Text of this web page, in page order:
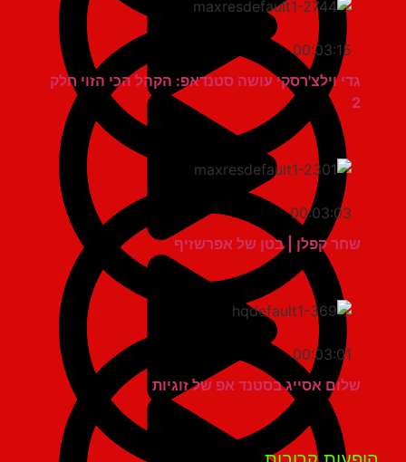
00:03:15
גדי וילצ'רסקי עושה סטנדאפ: הקהל הכי הזוי חלק
00:03:03
שחר קפלן | בטן של אפרשזיף
00:03:01
שלום אסייג בסטנד אפ של זוגיות